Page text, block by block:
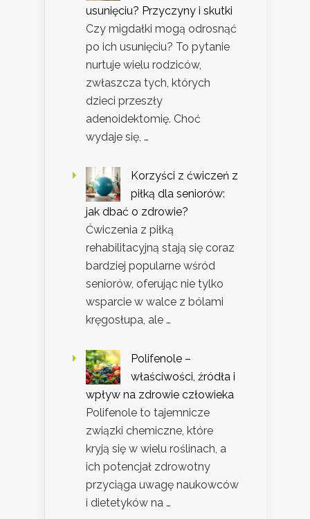
usunięciu? Przyczyny i skutki
Czy migdałki mogą odrosnąć
po ich usunięciu? To pytanie
nurtuje wielu rodziców,
zwłaszcza tych, których
dzieci przeszły
adenoidektomię. Choć
wydaje się, …
Korzyści z ćwiczeń z
piłką dla seniorów:
jak dbać o zdrowie?
Ćwiczenia z piłką
rehabilitacyjną stają się coraz
bardziej popularne wśród
seniorów, oferując nie tylko
wsparcie w walce z bólami
kręgosłupa, ale …
Polifenole –
właściwości, źródła i
wpływ na zdrowie człowieka
Polifenole to tajemnicze
związki chemiczne, które
kryją się w wielu roślinach, a
ich potencjał zdrowotny
przyciąga uwagę naukowców
i dietetyków na …